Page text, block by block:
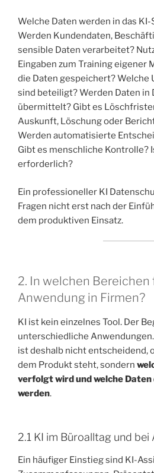
Welche Daten werden in das
Werden Kundendaten,
sensible Daten verarbeitet?
Eingaben zum Training eigener
die Daten gespeichert?
sind beteiligt? Werden Daten in
übermittelt? Gibt es
Auskunft, Löschung oder
Werden automatisierte
Gibt es menschliche Kontrolle?
erforderlich?
Ein professioneller KI
Fragen nicht erst nach der
dem produktiven Einsatz.
2. In welchen Bereichen
Anwendung in Firmen?
KI ist kein einzelnes Tool. Der
unterschiedliche
ist deshalb nicht entscheidend,
dem Produkt steht, sondern
verfolgt wird und welche
werden.
2.1 KI im Büroalltag und
Ein häufiger Einstieg sind KI-